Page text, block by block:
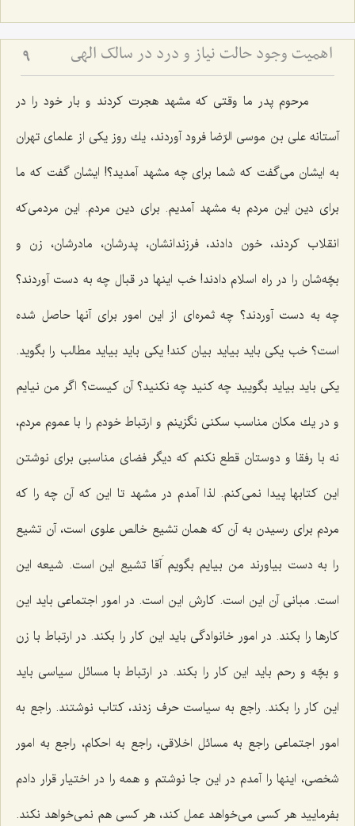
اهمیت وجود حالت نیاز و درد در سالک الهی 9
مرحوم پدر ما وقتی كه مشهد هجرت كردند و بار خود را در
آستانه علی بن موسی الرّضا فرود آوردند، یك روز یكی از علمای تهران
به ایشان می‌گفت كه شما برای چه مشهد آمدید؟! ایشان گفت كه ما
برای دین این مردم به مشهد آمدیم. برای دین مردم. این مردمی‌كه
انقلاب كردند، خون دادند، فرزندانشان، پدرشان، مادرشان، زن و
بچّه‌شان را در راه اسلام دادند! خب اینها در قبال چه به دست آوردند؟
چه به دست آوردند؟ چه ثمره‌ای از این امور برای آنها حاصل شده
است؟ خب یكی باید بیاید بیان كند! یكی باید بیاید مطالب را بگوید.
یكی باید بیاید بگویید چه كنید چه نكنید؟ آن كیست؟ اگر من نیایم
و در یك مكان مناسب سكنی نگزینم و ارتباط خودم را با عموم مردم،
نه با رفقا و دوستان قطع نكنم كه دیگر فضای مناسبی برای نوشتن
این كتابها پیدا نمی‌كنم. لذا آمدم در مشهد تا این كه آن چه را كه
مردم برای رسیدن به آن كه همان تشیع خالص علوی است، آن تشیع
را به دست بیاورند من بیایم بگویم آَقا تشیع این است. شیعه این
است. مبانی آن این است. كارش این است. در امور اجتماعی باید این
كارها را بكند. در امور خانوادگی باید این كار را بكند. در ارتباط با زن
و بچّه و رحم باید این كار را بكند. در ارتباط با مسائل سیاسی باید
این كار را بكند. راجع به سیاست حرف زدند، كتاب نوشتند. راجع به
امور اجتماعی راجع به مسائل اخلاقی، راجع به احكام، راجع به امور
شخصی، اینها را آمدم در این جا نوشتم و همه را در اختیار قرار دادم
بفرمایید هر كسی می‌خواهد عمل كند، هر كسی هم‌ نمی‌خواهد نكند.